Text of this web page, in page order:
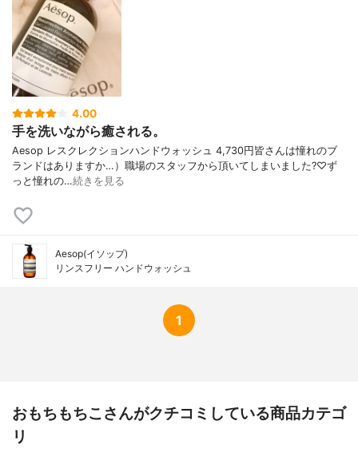
4.00
手を洗いながら癒される。
Aesop レスクレクションハンドウォッシュ 4,730円 皆さんは憧れのブ
ランドはありますか…） 職場のスタッフから頂いてしまいました?♡ ず
っと憧れの…続きを見る
Aesop(イソップ)
リンスフリー ハンドウォッシュ
1
おもちもちこさんがクチコミしている商品カテゴ
リ